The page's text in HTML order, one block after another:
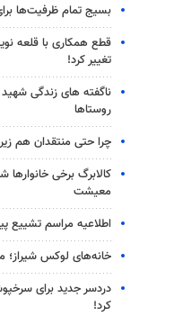
بسیج تمام ظرفیت‌ها برای
قطع همکاری با قلعه
تغییر کرد!
ناگفته های زندگی
روستاها
چرا حتی منتقدان هم
کالابرگ برخی خانوارها
معیشت
اطلاعیه مراسم تشییع
خانه‌های لوکس شیراز؛
دردسر جدید برای
کرد!